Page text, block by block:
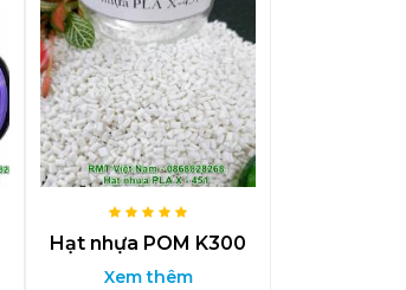
Hạt nhựa POM K300
Xem thêm